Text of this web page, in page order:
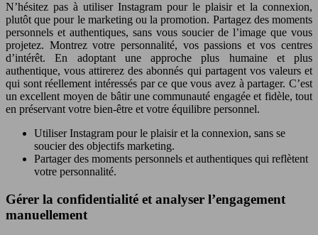
N’hésitez pas à utiliser Instagram pour le plaisir et la connexion,
plutôt que pour le marketing ou la promotion. Partagez des moments
personnels et authentiques, sans vous soucier de l’image que vous
projetez. Montrez votre personnalité, vos passions et vos centres
d’intérêt. En adoptant une approche plus humaine et plus
authentique, vous attirerez des abonnés qui partagent vos valeurs et
qui sont réellement intéressés par ce que vous avez à partager. C’est
un excellent moyen de bâtir une communauté engagée et fidèle, tout
en préservant votre bien-être et votre équilibre personnel.
Utiliser Instagram pour le plaisir et la connexion, sans se
soucier des objectifs marketing.
Partager des moments personnels et authentiques qui reflètent
votre personnalité.
Gérer la confidentialité et analyser l’engagement
manuellement